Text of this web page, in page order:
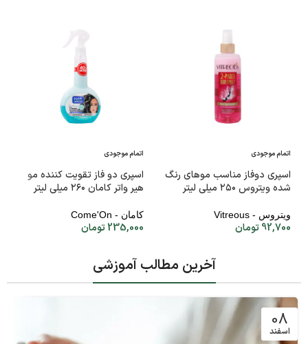
اتمام موجودی
اسپری دوفاز مناسب موهای رنگ
شده ویتروس ۲۵۰ میلی لیتر
ویتروس - Vitreous
92,700تومان
اتمام موجودی
اسپری دو فاز تقویت کننده مو
هیر واتر کامان ۲۶۰ میلی لیتر
کامان - Come'On
235,000تومان
آخرین مطالب آموزشی
08
اسفند